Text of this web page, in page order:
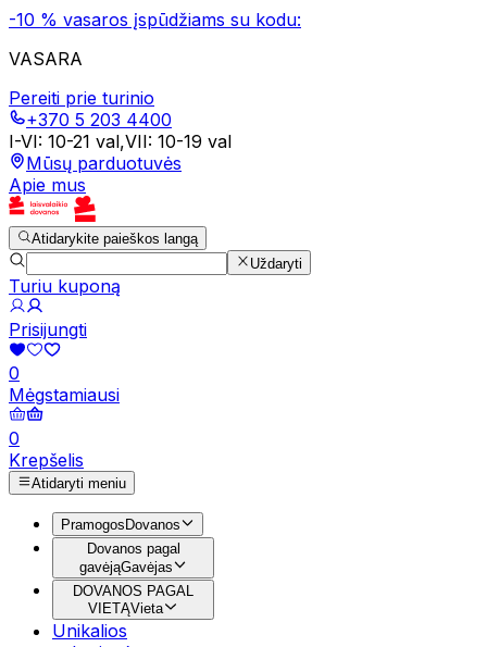
-10 % vasaros įspūdžiams su kodu:
VASARA
Pereiti prie turinio
+370 5 203 4400
I-VI: 10-21 val,VII: 10-19 val
Mūsų parduotuvės
Apie mus
Atidarykite paieškos langą
Uždaryti
Turiu kuponą
Prisijungti
0
Mėgstamiausi
0
Krepšelis
Atidaryti meniu
Pramogos Dovanos
Dovanos pagal
gavėjąGavėjas
DOVANOS PAGAL
VIETĄVieta
Unikalios